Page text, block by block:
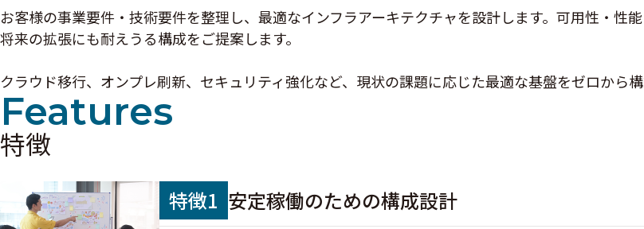
お客様の事業要件・技術要件を整理し、最適なインフラアーキテクチャを設計します。可用性・性
将来の拡張にも耐えうる構成をご提案します。
クラウド移行、オンプレ刷新、セキュリティ強化など、現状の課題に応じた最適な基盤をゼロから構
Features
特徴
特徴1 安定稼働のための構成設計